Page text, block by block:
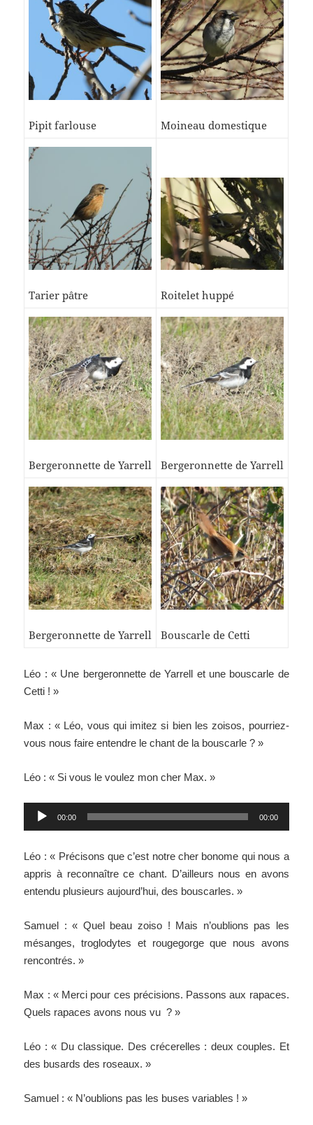
Pipit farlouse Moineau domestique
Tarier pâtre Roitelet huppé
Bergeronnette de Yarrell Bergeronnette de Yarrell
Bergeronnette de Yarrell Bouscarle de Cetti
Léo : « Une bergeronnette de Yarrell et une bouscarle de
Cetti ! »
Max : « Léo, vous qui imitez si bien les zoisos, pourriez-
vous nous faire entendre le chant de la bouscarle ? »
Léo : « Si vous le voulez mon cher Max. »
Lecteur 00:00 00:00
Léo : « Précisons que c’est notre cher bonome qui nous a
appris à reconnaître ce chant. D’ailleurs nous en avons
entendu plusieurs aujourd’hui, des bouscarles. »
Samuel : « Quel beau zoiso ! Mais n’oublions pas les
mésanges, troglodytes et rougegorge que nous avons
rencontrés. »
Max : « Merci pour ces précisions. Passons aux rapaces.
Quels rapaces avons nous vu ? »
Léo : « Du classique. Des crécerelles : deux couples. Et
des busards des roseaux. »
Samuel : « N’oublions pas les buses variables ! »